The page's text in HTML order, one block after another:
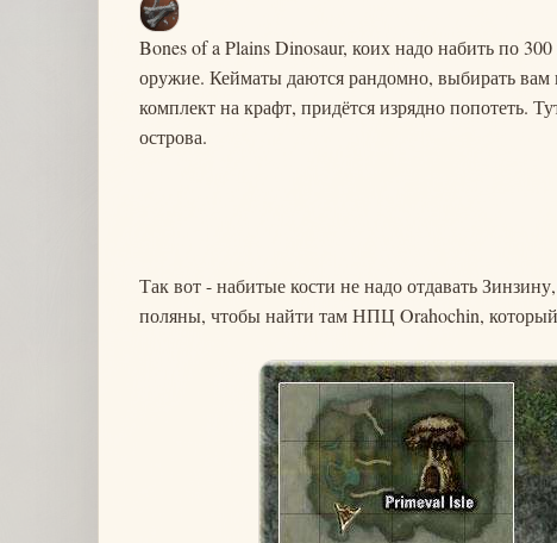
Bones of a Plains Dinosaur, коих надо набить по
оружие. Кейматы даются рандомно, выбирать вам
комплект на крафт, придётся изрядно попотеть.
острова.
Так вот - набитые кости не надо отдавать
поляны, чтобы найти там НПЦ Orahochin,